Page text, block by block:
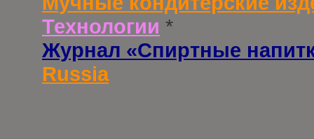
Технологии *
Журнал «Спиртные
Russia